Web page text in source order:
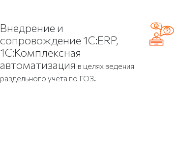
Внедрение и
сопровождение 1С:ERP,
1С:Комплексная
автоматизация в целях ведения
раздельного учета по ГОЗ.